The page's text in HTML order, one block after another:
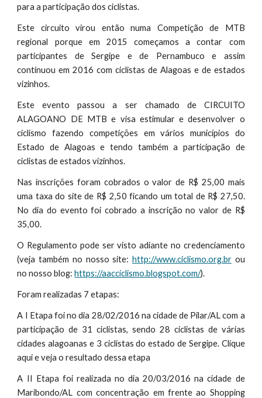
para a participação dos ciclistas.
Este circuito virou então numa Competição de MTB
regional porque em 2015 começamos a contar com
participantes de Sergipe e de Pernambuco e assim
continuou em 2016 com ciclistas de Alagoas e de estados
vizinhos.
Este evento passou a ser chamado de CIRCUITO
ALAGOANO DE MTB e visa estimular e desenvolver o
ciclismo fazendo competições em vários municípios do
Estado de Alagoas e tendo também a participação de
ciclistas de estados vizinhos.
Nas inscrições foram cobrados o valor de R$ 25,00 mais
uma taxa do site de R$ 2,50 ficando um total de R$ 27,50.
No dia do evento foi cobrado a inscrição no valor de R$
35,00.
O Regulamento pode ser visto adiante no credenciamento
(veja também no nosso site: http://www.ciclismo.org.brou
no nosso blog:https://aacciclismo.blogspot.com/).
Foram realizadas 7 etapas:
A I Etapa foi no dia 28/02/2016 na cidade de Pilar/AL com a
participação de 31 ciclistas, sendo 28 ciclistas de várias
cidades alagoanas e 3 ciclistas do estado de Sergipe. Clique
aqui e veja o resultado dessa etapa
A II Etapa foi realizada no dia 20/03/2016 na cidade de
Maribondo/AL com concentração em frente ao Shopping